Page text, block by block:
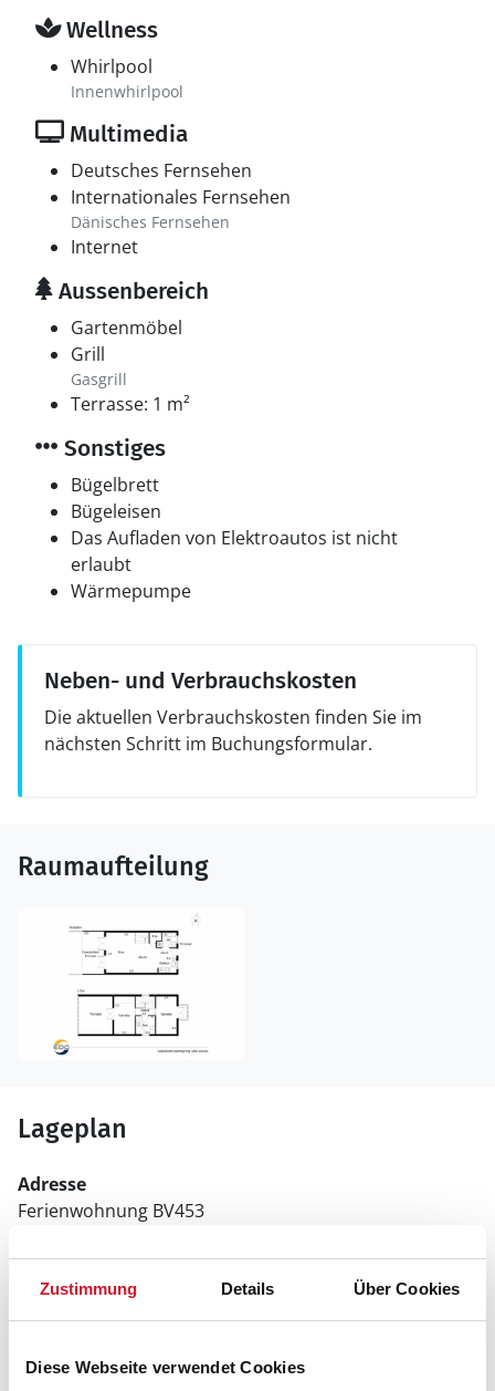
Zustimmung Details Über Cookies
Diese Webseite verwendet Cookies
Wellness
Whirlpool
Innenwhirlpool
Multimedia
Deutsches Fernsehen
Internationales Fernsehen
Dänisches Fernsehen
Internet
Aussenbereich
Gartenmöbel
Grill
Gasgrill
Terrasse: 1 m²
Sonstiges
Bügelbrett
Bügeleisen
Das Aufladen von Elektroautos ist nicht
erlaubt
Wärmepumpe
Neben- und Verbrauchskosten
Die aktuellen Verbrauchskosten finden Sie im
nächsten Schritt im Buchungsformular.
Raumaufteilung
Lageplan
Adresse
Ferienwohnung BV453
Blåvand
6857 Blåvand